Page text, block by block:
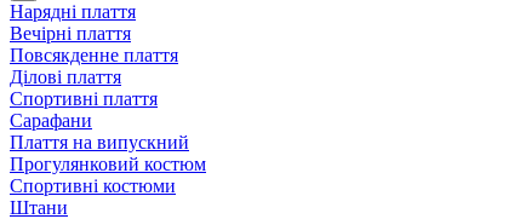
Нарядні плаття
Вечірні плаття
Повсякденне плаття
Ділові плаття
Спортивні плаття
Сарафани
Плаття на випускний
Прогулянковий костюм
Спортивні костюми
Штани